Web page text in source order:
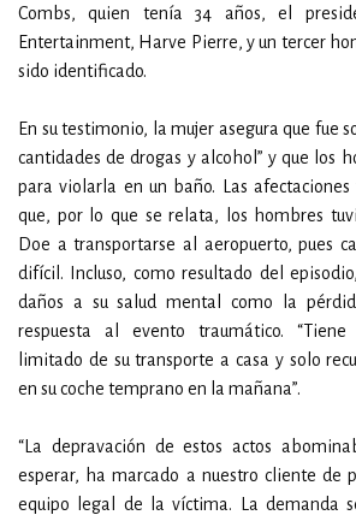
Combs, quien tenía 34 años, el
Entertainment, Harve Pierre, y un tercer
sido identificado.
En su testimonio, la mujer asegura que fue
cantidades de drogas y alcohol” y que los
para violarla en un baño. Las
que, por lo que se relata, los hombres
Doe a transportarse al aeropuerto, pues
difícil. Incluso, como resultado del
daños a su salud mental como la
respuesta al evento traumático.
limitado de su transporte a casa y solo
en su coche temprano en la mañana”.
“La depravación de estos actos
esperar, ha marcado a nuestro cliente de
equipo legal de la víctima. La demanda